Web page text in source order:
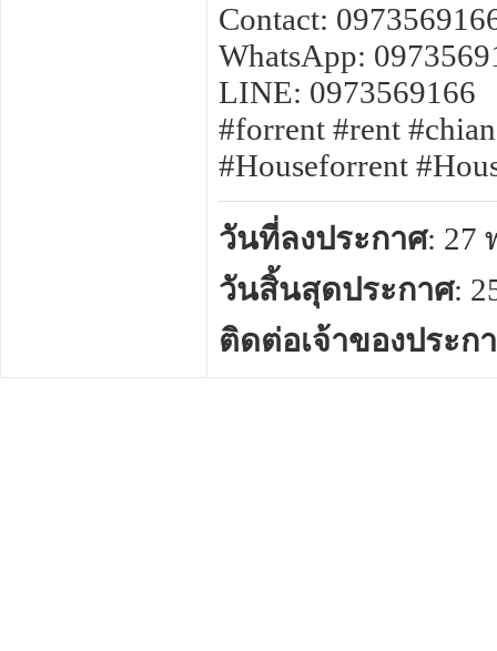
Contact:
WhatsApp:
LINE: 0973569166
#forrent #rent
#Houseforrent
วันที่ลงประกาศ: 27
วันสิ้นสุดประกาศ:
ติดต่อเจ้าของประก